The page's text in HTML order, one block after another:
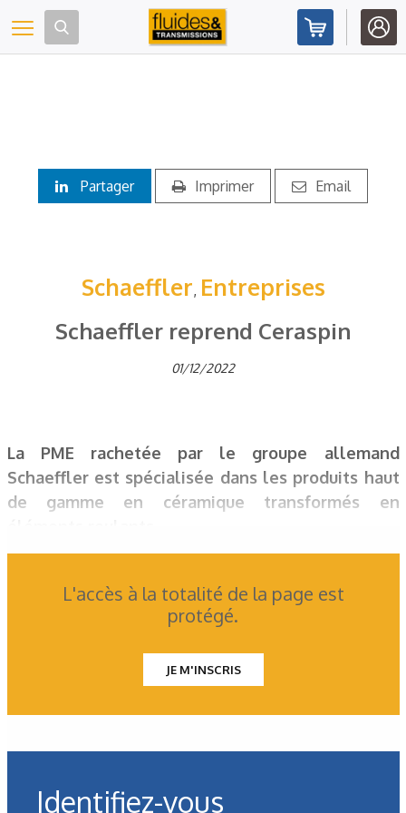
Toggle navigation
Partager Imprimer Email
Schaeffler, Entreprises
Schaeffler reprend Ceraspin
01/12/2022
La PME rachetée par le groupe allemand
Schaeffler est spécialisée dans les produits haut
de gamme en céramique transformés en
L'accès à la totalité de la page est
protégé.
JE M'INSCRIS
Identifiez-vous
Panneau de gestion des cookies